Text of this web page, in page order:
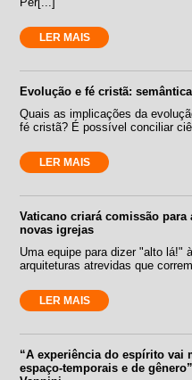
LER MAIS
Evolução e fé cristã:
Quais as implicações da
fé cristã? É possível conciliar
LER MAIS
Vaticano criará comissão
novas igrejas
Uma equipe para dizer "alto lá!"
arquiteturas atrevidas que
LER MAIS
“A experiência do espírito vai
espaço-temporais e de